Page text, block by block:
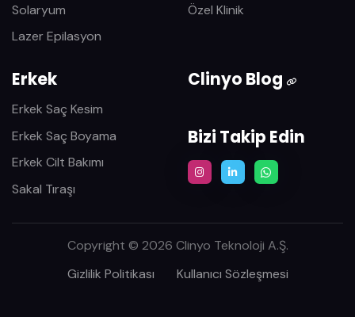
Solaryum
Lazer Epilasyon
Özel Klinik
Erkek
Erkek Saç Kesim
Erkek Saç Boyama
Erkek Cilt Bakımı
Sakal Tıraşı
Clinyo Blog
Bizi Takip Edin
Copyright © 2026 Clinyo Teknoloji A.Ş.
Gizlilik Politikası
Kullanıcı Sözleşmesi